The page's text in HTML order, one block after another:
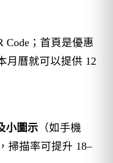
Code；首頁是優惠
月曆就可以提供 12
小圖示 （如手機
掃描率可提升 18–